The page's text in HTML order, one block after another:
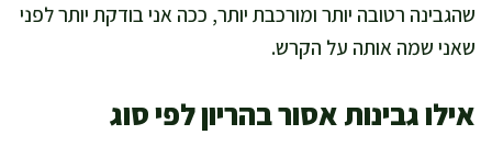
שהגבינה רטובה יותר ומורכבת יותר, ככה אני בודקת יותר לפני
שאני שמה אותה על הקרש.
אילו גבינות אסור בהריון לפי סוג